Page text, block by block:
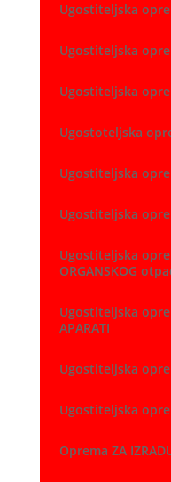
Ugostiteljska
Ugostiteljska
Ugostiteljska
Ugostoteljska
Ugostiteljska
Ugostiteljska
Ugostiteljska
ORGANSKOG
Ugostiteljska
APARATI
Ugostiteljska
Ugostiteljska
Oprema ZA